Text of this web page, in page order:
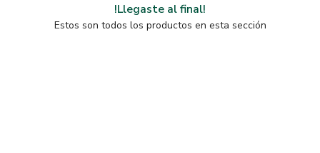
!Llegaste al final!
Estos son todos los productos en esta sección